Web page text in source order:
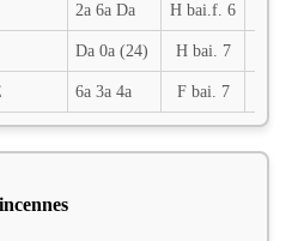
2a 6a Da H bai.f. 6
Da 0a (24) H bai. 7
6a 3a 4a F bai. 7